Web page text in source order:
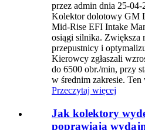
przez admin dnia 25-04-
Kolektor dolotowy GM
Mid-Rise EFI Intake
osiągi silnika. Zwiększa
przepustnicy i
Kierowcy zgłaszali
do 6500 obr./min, przy
w średnim zakresie.
Przeczytaj więcej
Jak kolektory
poprawiają